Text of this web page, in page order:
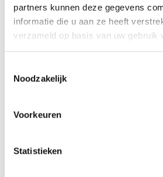
partners kunnen deze gegevens
informatie die u aan ze heeft
verzameld op basis van uw gebruik
Noodzakelijk
Voorkeuren
Statistieken
This product is available in the
€39,99